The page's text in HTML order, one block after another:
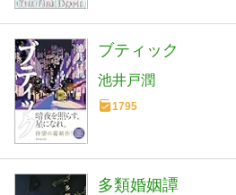
ブティック
池井戸潤
1795
多類婚姻譚